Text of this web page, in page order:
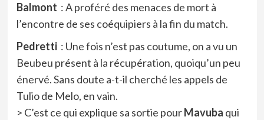
Balmont : A proféré des menaces de mort à
l’encontre de ses coéquipiers à la fin du match.
Pedretti : Une fois n’est pas coutume, on a vu un
Beubeu présent à la récupération, quoiqu’un peu
énervé. Sans doute a-t-il cherché les appels de
Tulio de Melo, en vain.
> C’est ce qui explique sa sortie pourMavuba qui